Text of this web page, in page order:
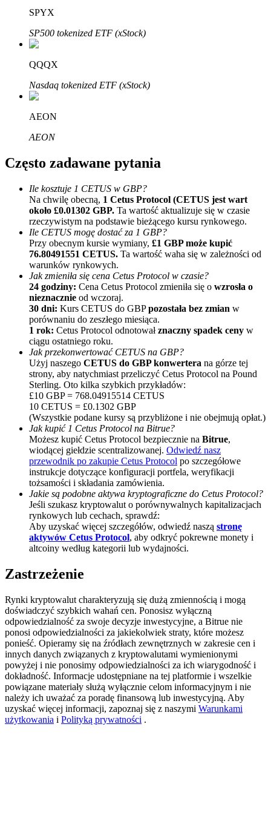
Polecaj
Zaproś przyjaciela, aby otrzymać nagrody pieniężne
BTC Welcome Rewards
BTC Welcome Rewards
Deposit & Trade BTC to Share 25000 USDT prize pool!
Deposit CASHCAT & Win
Share 500000 CASHCAT prize pool
Exclusive for BitMart Users
Register & Trade to Win 500,000 USDT
Precious Metals Trading Carnival
Trade Gold & Silver · 33,333 USDT Bonus
SPYX
SP500 tokenized ETF (xStock)
QQQX
Nasdaq tokenized ETF (xStock)
AEON
AEON
Często zadawane pytania
Ile kosztuje 1 CETUS w GBP?
Na chwilę obecną, 1 Cetus Protocol (CETUS jest wart
około £0.01302 GBP. Ta wartość aktualizuje się w czasie
rzeczywistym na podstawie bieżącego kursu rynkowego.
Ile CETUS mogę dostać za 1 GBP?
Przy obecnym kursie wymiany, £1 GBP może kupić
76.80491551 CETUS. Ta wartość waha się w zależności od
warunków rynkowych.
Jak zmieniła się cena Cetus Protocol w czasie?
24 godziny: Cena Cetus Protocol zmieniła się o wzrosła o
nieznacznie od wczoraj.
30 dni: Kurs CETUS do GBPpozostała bez zmian w
porównaniu do zeszłego miesiąca.
1 rok: Cetus Protocol odnotowałznaczny spadek ceny w
ciągu ostatniego roku.
Jak przekonwertować CETUS na GBP?
Użyj naszego CETUS do GBP konwertera na górze tej
strony, aby natychmiast przeliczyć Cetus Protocol na Pound
Sterling. Oto kilka szybkich przykładów:
£10 GBP = 768.04915514 CETUS
10 CETUS = £0.1302 GBP
(Wszystkie podane kursy są przybliżone i nie obejmują opłat.)
Jak kupić 1 Cetus Protocol na Bitrue?
Możesz kupić Cetus Protocol bezpiecznie na Bitrue,
wiodącej giełdzie scentralizowanej. Odwiedź nasz
przewodnik po zakupie Cetus Protocol po szczegółowe
instrukcje dotyczące konfiguracji portfela, weryfikacji
tożsamości i składania zamówienia.
Jakie są podobne aktywa kryptograficzne do Cetus Protocol?
Jeśli szukasz kryptowalut o porównywalnych kapitalizacjach
rynkowych lub cechach, sprawdź:
Aby uzyskać więcej szczegółów, odwiedź naszą stronę
aktywów Cetus Protocol, aby odkryć pokrewne monety i
altcoiny według kategorii lub wydajności.
Zastrzeżenie
Rynki kryptowalut charakteryzują się dużą zmiennością i mogą
doświadczyć szybkich wahań cen. Ponosisz wyłączną
odpowiedzialność za swoje decyzje inwestycyjne, a Bitrue nie
ponosi odpowiedzialności za jakiekolwiek straty, które możesz
ponieść. Opieramy się na źródłach zewnętrznych w zakresie cen i
innych danych związanych z kryptowalutami wymienionymi
powyżej i nie ponosimy odpowiedzialności za ich wiarygodność i
dokładność. Informacje udostępniane na tej platformie i wszelkie
powiązane materiały służą wyłącznie celom informacyjnym i nie
należy ich uważać za poradę finansową lub inwestycyjną. Aby
uzyskać więcej informacji, zapoznaj się z naszymi Warunkami
użytkowania i Polityką prywatności .